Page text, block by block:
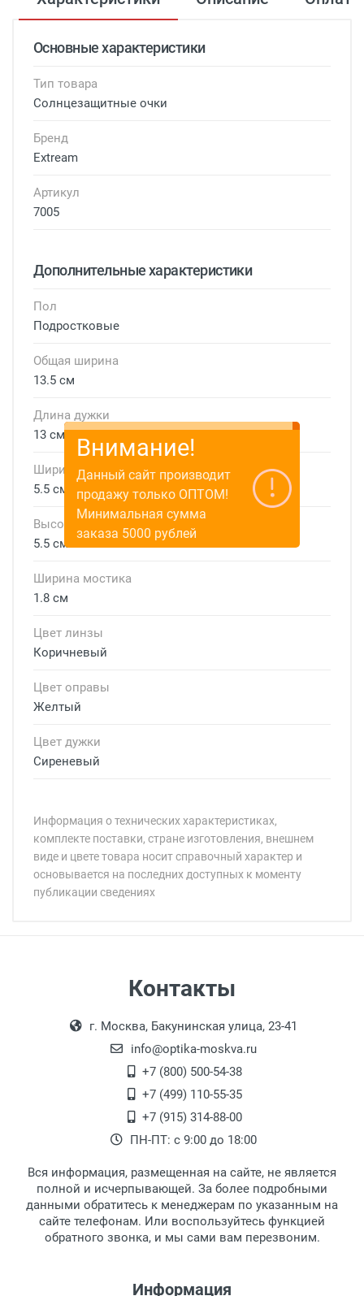
Основные характеристики
Тип товара
Солнцезащитные очки
Бренд
Extream
Артикул
7005
Дополнительные характеристики
Пол
Подростковые
Общая ширина
13.5 см
Длина дужки
13 см
Ширина линзы
5.5 см
Высота линзы
5.5 см
Ширина мостика
1.8 см
Цвет линзы
Коричневый
Цвет оправы
Желтый
Цвет дужки
Сиреневый
Информация о технических характеристиках,
комплекте поставки, стране изготовления, внешнем
виде и цвете товара носит справочный характер и
основывается на последних доступных к моменту
публикации сведениях
Самовывоз.
Оплата товара производится
наличными непосредственно на пункте
выдачи товара.
Перечисление средств на расчетный счет.
18:00, по субботам с 11:00 до 15:00, в
офисе по адресу: г. Москва,
Переведеновский переулок 17, корпус 1,
второй этаж, тел. +7 (499) 110-55-35.
После того, как заказ поступает в пункт
выдачи, наш менеджер связывается с
клиентом и оповещает о поступлении
Для получения товара при себе
обязательно иметь паспорт.
Заказ необходимо забрать в течение 3
рабочих дней с момента поступления на
дополнительных расходов за хранение
Контакты
г. Москва, Бакунинская улица, 23-41
info@optika-moskva.ru
+7 (800) 500-54-38
+7 (499) 110-55-35
+7 (915) 314-88-00
ПН-ПТ: с 9:00 до 18:00
Вся информация, размещенная на сайте, не является
полной и исчерпывающей. За более подробными
данными обратитесь к менеджерам по указанным на
сайте телефонам. Или воспользуйтесь функцией
обратного звонка, и мы сами вам перезвоним.
Информация
Внимание!
Данный сайт производит
продажу только ОПТОМ!
Минимальная сумма
заказа 5000 рублей